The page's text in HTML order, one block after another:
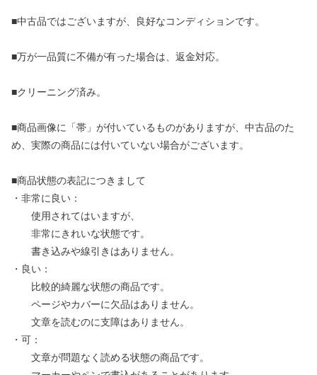
■中古品ではございますが、良好なコンディションです。
■万が一品質に不備が有った場合は、返金対応。
■クリーニング済み。
■商品画像に「帯」が付いているものがありますが、中古品のた
め、実際の商品には付いていない場合がございます。
■商品状態の表記につきまして
・非常に良い：
使用されてはいますが、
非常にきれいな状態です。
書き込みや線引きはありません。
・良い：
比較的綺麗な状態の商品です。
ページやカバーに欠品はありません。
文章を読むのに支障はありません。
・可：
文章が問題なく読める状態の商品です。